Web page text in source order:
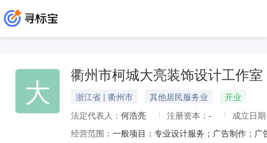
大 衢州市柯城大亮装饰设计工作室
浙江省 | 衢州市 其他居民服务业
开业
法定代表人： 何浩亮 注册资本： -
成立日
经营范围：